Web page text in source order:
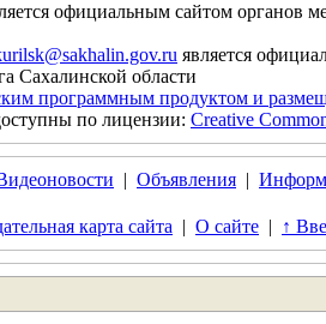
официальным сайтом органов
является
Сахалинской области
программным продуктом и
по лицензии: Creative
| Объявления |
карта сайта | О сайте | ↑